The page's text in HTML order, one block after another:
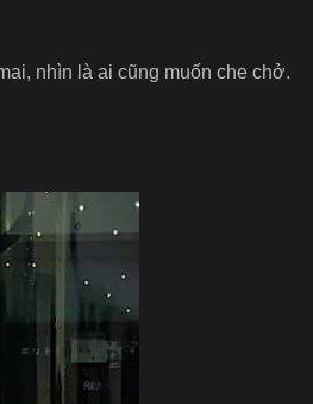
nhìn là ai cũng muốn che chở.